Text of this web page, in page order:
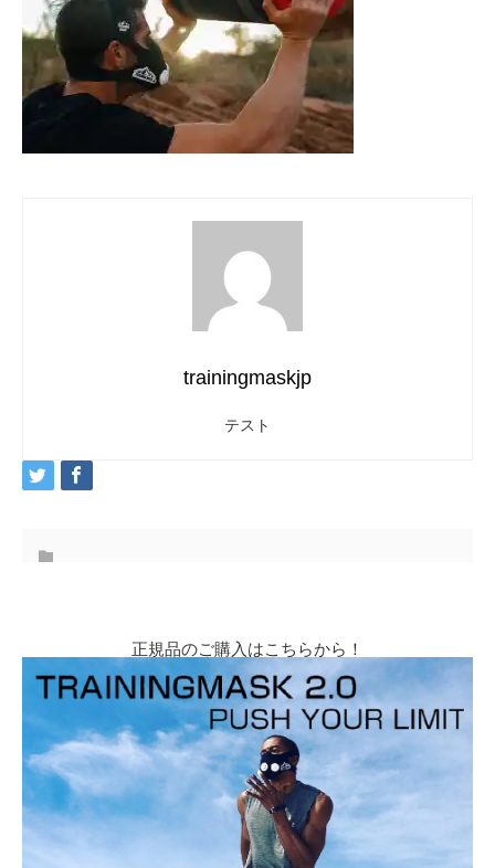
trainingmaskjp
テスト
正規品のご購入はこちらから！